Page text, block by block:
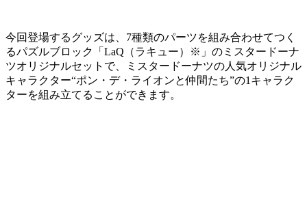
今回登場するグッズは、7種類のパーツを組み合わせてつく
るパズルブロック「LaQ（ラキュー）※」のミスタードーナ
ツオリジナルセットで、ミスタードーナツの人気オリジナル
キャラクター“ポン・デ・ライオンと仲間たち”の1キャラク
ターを組み立てることができます。